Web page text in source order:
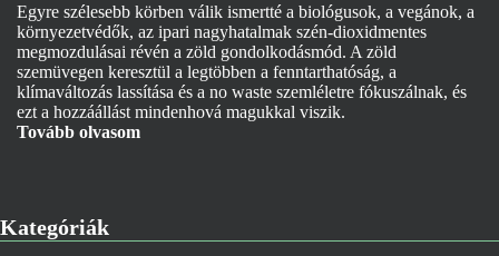
Egyre szélesebb körben válik ismertté a biológusok, a vegánok, a
környezetvédők, az ipari nagyhatalmak szén-dioxidmentes
megmozdulásai révén a zöld gondolkodásmód. A zöld
szemüvegen keresztül a legtöbben a fenntarthatóság, a
klímaváltozás lassítása és a no waste szemléletre fókuszálnak, és
ezt a hozzáállást mindenhová magukkal viszik.
Tovább olvasom
Kategóriák